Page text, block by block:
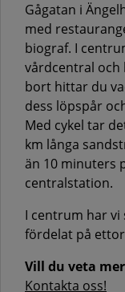
Gågatan i
med
biograf. I
vårdcentral och
bort hittar du
dess löpspår
Med cykel tar
km långa
än 10 minuters
centralstation.
I centrum har vi
fördelat på
Vill du veta
Kontakta oss!